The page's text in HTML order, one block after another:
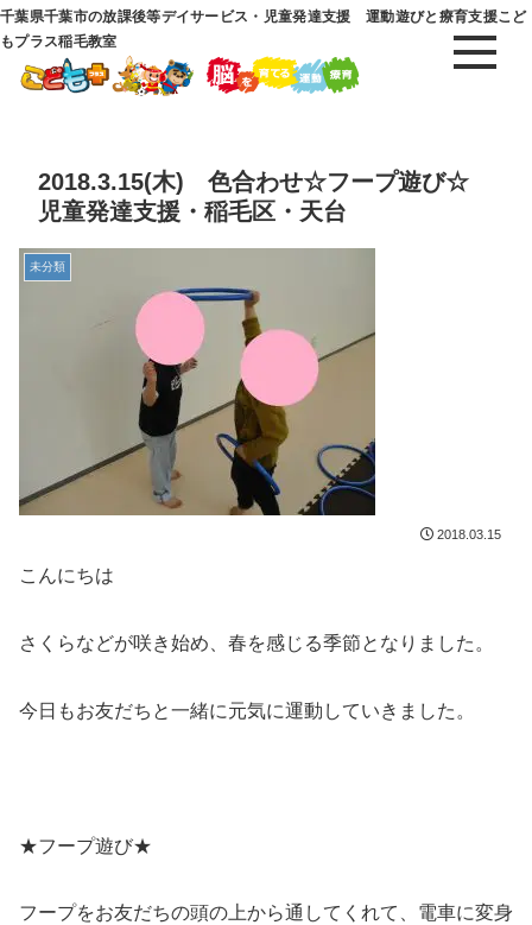
千葉県千葉市の放課後等デイサービス・児童発達支援 運動遊びと療育支援こど
もプラス稲毛教室
2018.3.15(木) 色合わせ☆フープ遊び☆
児童発達支援・稲毛区・天台
未分類
2018.03.15
こんにちは
さくらなどが咲き始め、春を感じる季節となりました。
今日もお友だちと一緒に元気に運動していきました。
★フープ遊び★
フープをお友だちの頭の上から通してくれて、電車に変身